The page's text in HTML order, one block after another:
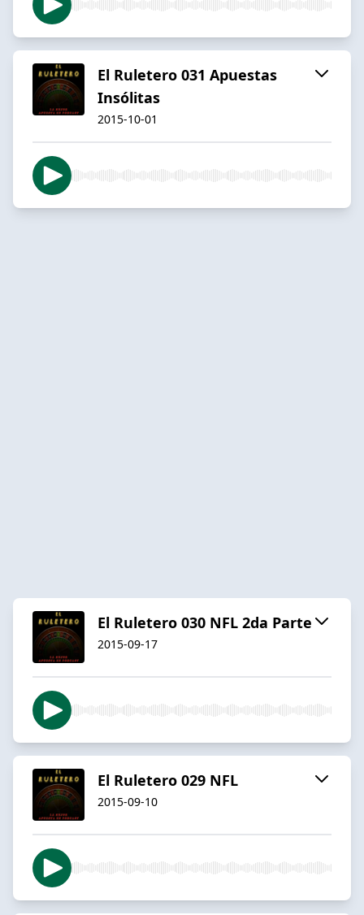
El Ruletero 031 Apuestas
Insólitas
2015-10-01
El Ruletero 030 NFL 2da Parte
2015-09-17
El Ruletero 029 NFL
2015-09-10